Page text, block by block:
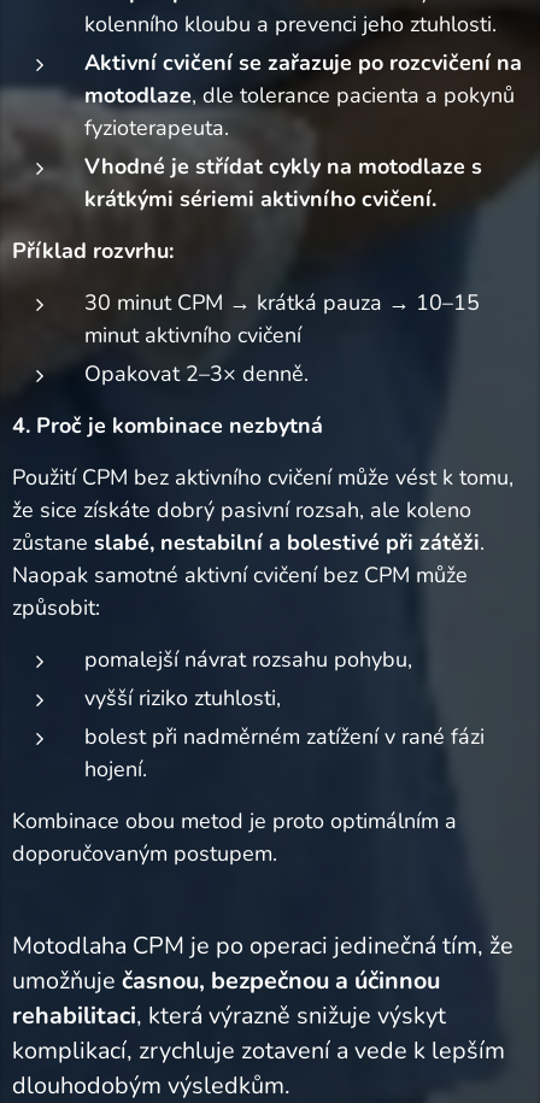
kolenního kloubu a prevenci jeho ztuhlosti.
Aktivní cvičení se zařazuje po rozcvičení na
motodlaze, dle tolerance pacienta a pokynů
fyzioterapeuta.
Vhodné je střídat cykly na motodlaze s
krátkými sériemi aktivního cvičení.
Příklad rozvrhu:
30 minut CPM → krátká pauza → 10–15
minut aktivního cvičení
Opakovat 2–3× denně.
4. Proč je kombinace nezbytná
Použití CPM bez aktivního cvičení může vést k tomu,
že sice získáte dobrý pasivní rozsah, ale koleno
zůstane slabé, nestabilní a bolestivé při zátěži.
Naopak samotné aktivní cvičení bez CPM může
způsobit:
pomalejší návrat rozsahu pohybu,
vyšší riziko ztuhlosti,
bolest při nadměrném zatížení v rané fázi
hojení.
Kombinace obou metod je proto optimálním a
doporučovaným postupem.
Motodlaha CPM je po operaci jedinečná tím, že
umožňuje časnou, bezpečnou a účinnou
rehabilitaci, která výrazně snižuje výskyt
komplikací, zrychluje zotavení a vede k lepším
dlouhodobým výsledkům.